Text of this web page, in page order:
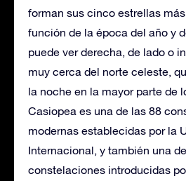
forman sus cinco estrellas
función de la época del año y
puede ver derecha, de lado o
muy cerca del norte celeste,
la noche en la mayor parte de
Casiopea es una de las 88
modernas establecidas por la
Internacional, y también una
constelaciones introducidas